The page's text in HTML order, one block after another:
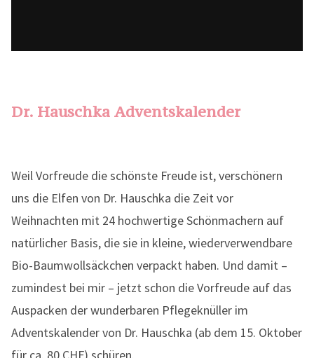
Dr. Hauschka Adventskalender
Weil Vorfreude die schönste Freude ist, verschönern
uns die Elfen von Dr. Hauschka die Zeit vor
Weihnachten mit 24 hochwertige Schönmachern auf
natürlicher Basis, die sie in kleine, wiederverwendbare
Bio-Baumwollsäckchen verpackt haben. Und damit –
zumindest bei mir – jetzt schon die Vorfreude auf das
Auspacken der wunderbaren Pflegeknüller im
Adventskalender von Dr. Hauschka (ab dem 15. Oktober